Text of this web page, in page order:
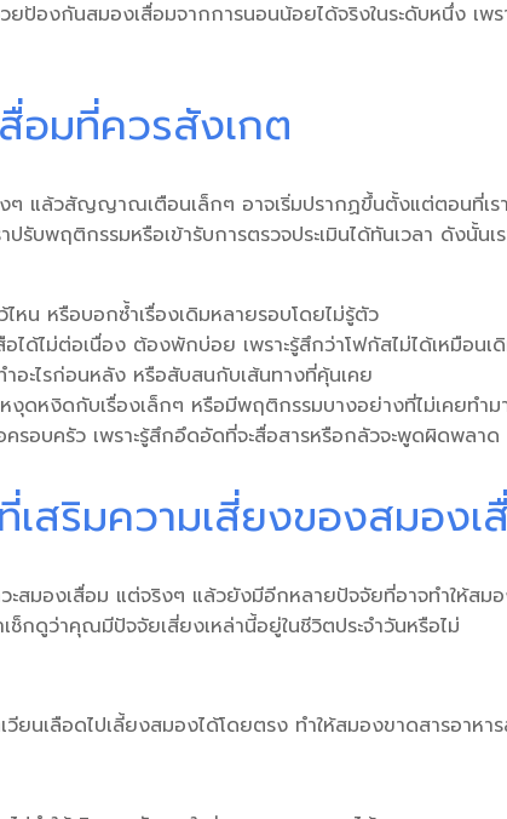
ยป้องกันสมองเสื่อมจากการนอนน้อยได้จริงในระดับหนึ่ง เ
อมที่ควรสังเกต
ๆ แล้วสัญญาณเตือนเล็กๆ อาจเริ่มปรากฏขึ้นตั้งแต่ตอนที่เร
รับพฤติกรรมหรือเข้ารับการตรวจประเมินได้ทันเวลา ดังนั้
หน หรือบอกซ้ำเรื่องเดิมหลายรอบโดยไม่รู้ตัว
ไม่ต่อเนื่อง ต้องพักบ่อย เพราะรู้สึกว่าโฟกัสไม่ได้เหมือนเ
อะไรก่อนหลัง หรือสับสนกับเส้นทางที่คุ้นเคย
ดหงิดกับเรื่องเล็กๆ หรือมีพฤติกรรมบางอย่างที่ไม่เคยทำม
รอบครัว เพราะรู้สึกอึดอัดที่จะสื่อสารหรือกลัวจะพูดผิดพลาด
สริมความเสี่ยงของสมองเ
ะสมองเสื่อม แต่จริงๆ แล้วยังมีอีกหลายปัจจัยที่อาจทำให้สม
ช็กดูว่าคุณมีปัจจัยเสี่ยงเหล่านี้อยู่ในชีวิตประจำวันหรือไม่
นเลือดไปเลี้ยงสมองได้โดยตรง ทำให้สมองขาดสารอาหา